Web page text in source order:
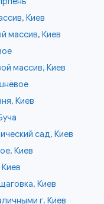
Киев
массив, Киев
массив, Киев
Киев
сад, Киев
Киев
Киев
г. Киев